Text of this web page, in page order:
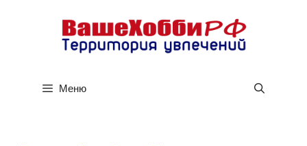
содержимому
Меню